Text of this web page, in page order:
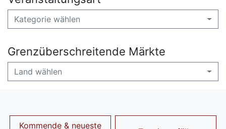
Kategorie wählen
Grenzüberschreitende Märkte
Land wählen
Kommende & neueste